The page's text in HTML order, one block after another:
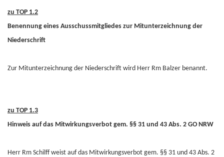
zu TOP 1.2
Benennung eines Ausschussmitgliedes zur Mitunterzeichnung der
Niederschrift
Zur Mitunterzeichnung der Niederschrift wird Herr Rm Balzer benannt.
zu TOP 1.3
Hinweis auf das Mitwirkungsverbot gem. §§ 31 und 43 Abs. 2 GO NRW
Herr Rm Schilff weist auf das Mitwirkungsverbot gem. §§ 31 und 43 Abs. 2